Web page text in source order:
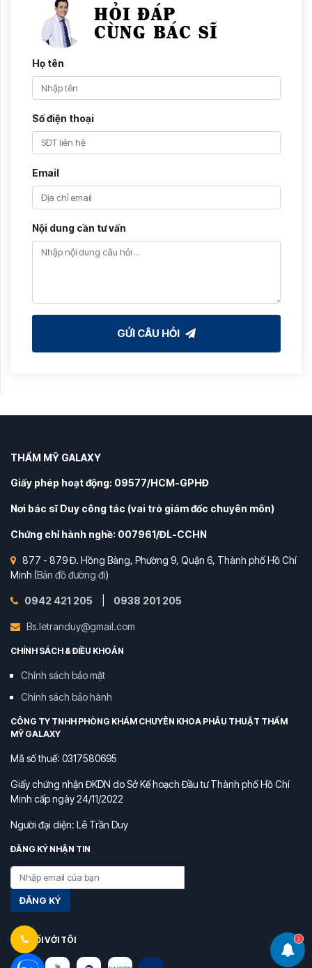
3
Họ tên
Số điện thoại
Email
Nội dung cần tư vấn
GỬI CÂU HỎI
THẨM MỸ GALAXY
Giấy phép hoạt động: 09577/HCM-GPHĐ
Nơi bác sĩ Duy công tác (vai trò giám đốc chuyên môn)
Chứng chỉ hành nghề: 007961/ĐL-CCHN
877 - 879 Đ. Hồng Bàng, Phường 9, Quận 6, Thành phố Hồ Chí
Minh (Bản đồ đường đi)
0942 421 205 0938 201 205
Bs.letranduy@gmail.com
CHÍNH SÁCH & ĐIỀU KHOẢN
Chính sách bảo mật
Chính sách bảo hành
CÔNG TY TNHH PHÒNG KHÁM CHUYÊN KHOA PHẪU THUẬT THẨM
MỸ GALAXY
Mã số thuế: 0317580695
Giấy chứng nhận ĐKDN do Sở Kế hoạch Đầu tư Thành phố Hồ Chí
Minh cấp ngày 24/11/2022
Người đại diện: Lê Trần Duy
ĐĂNG KÝ NHẬN TIN
ĐĂNG KÝ
KẾT NỐI VỚI TÔI